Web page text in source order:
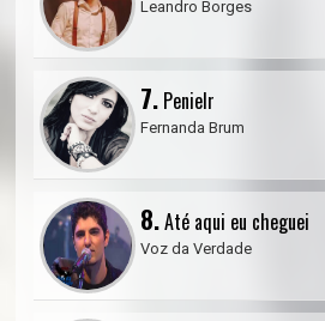
Leandro Borges
7. Penielr
Fernanda Brum
8.Até aqui eu cheguei
Voz da Verdade